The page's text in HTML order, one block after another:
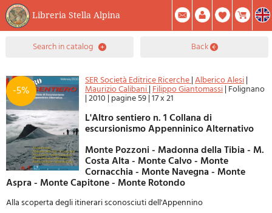
Libreria Stella Alpina
0Item(s) In Your Cart
Summary
Facebook
Create Account Mod. Password
search in catalog back
-5%
SER Società Editrice Ricerche|Alberico Alesi|
Maurizio Calibani|Filippo Giantomassi| Folignano
|2010 | pagine 59|17 x 21
L'Altro sentiero n. 1 Collana di
escursionismo Appenninico Alternativo
Monte Pozzoni - Madonna della Tibia - M.
Costa Alta - Monte Calvo - Monte
Cornacchia - Monte Navegna - Monte
Aspra - Monte Capitone - Monte Rotondo
Alla scoperta degli itinerari sconosciuti dell'Appennino